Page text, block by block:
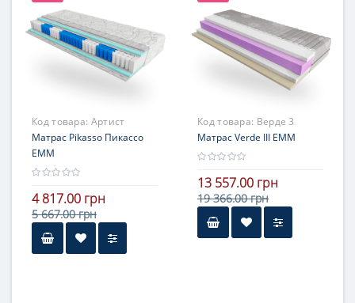
выше средней жесткости
Код товара: Артист
Матрас Pikasso Пикассо
ЕММ
4 817.00 грн
5 667.00 грн
Код товара: Верде 3
Матрас Verde III ЕММ
13 557.00 грн
19 366.00 грн